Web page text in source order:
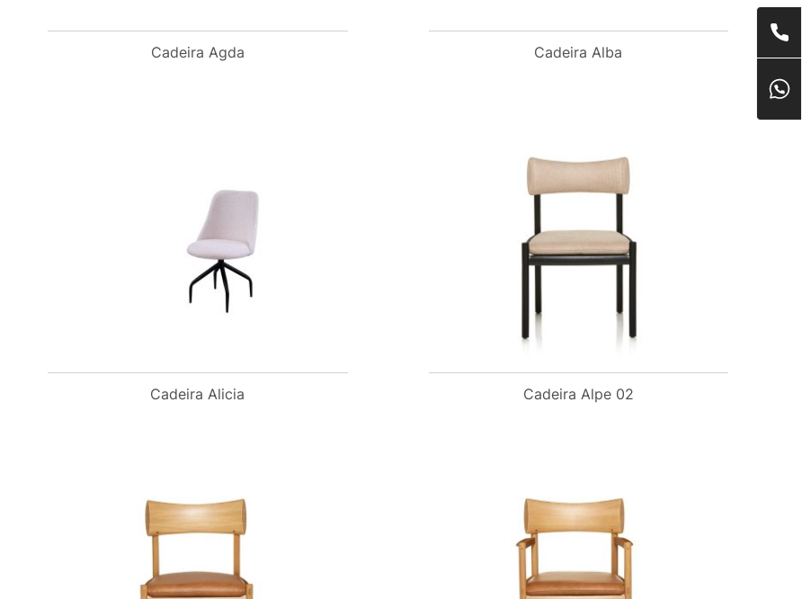
Cadeira Agda Cadeira Alba
Cadeira Alicia Cadeira Alpe 02